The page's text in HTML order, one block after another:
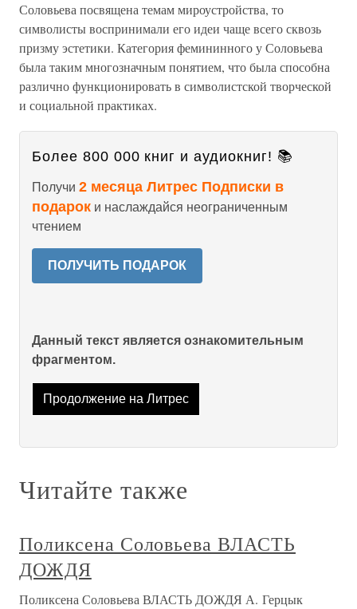
Соловьева посвящена темам мироустройства, то
символисты воспринимали его идеи чаще всего сквозь
призму эстетики. Категория фемининного у Соловьева
была таким многозначным понятием, что была способна
различно функционировать в символистской творческой
и социальной практиках.
Более 800 000 книг и аудиокниг! 📚
Получи 2 месяца Литрес Подписки в
подарок и наслаждайся неограниченным
чтением
ПОЛУЧИТЬ ПОДАРОК
Данный текст является ознакомительным
фрагментом.
Продолжение на Литрес
Читайте также
Поликсена Соловьева ВЛАСТЬ
ДОЖДЯ
Поликсена Соловьева ВЛАСТЬ ДОЖДЯ А. Герцык